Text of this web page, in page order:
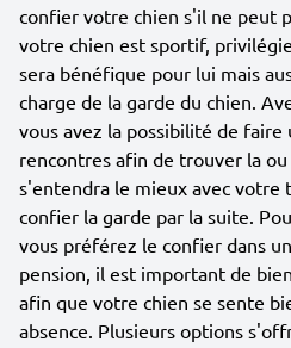
confier votre chien s'il ne peut
votre chien est sportif,
sera bénéfique pour lui mais
charge de la garde du chien.
vous avez la possibilité de faire
rencontres afin de trouver la
s'entendra le mieux avec votre
confier la garde par la suite.
vous préférez le confier dans
pension, il est important de
afin que votre chien se sente
absence. Plusieurs options